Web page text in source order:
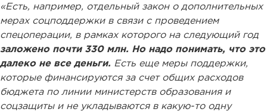
«Есть, например, отдельный закон о дополнительных
мерах соцподдержки в связи с проведением
спецоперации, в рамках которого на следующий год
заложено почти 330 млн. Но надо понимать, что это
далеко не все деньги. Есть еще меры поддержки,
которые финансируются за счет общих расходов
бюджета по линии министерств образования и
соцзащиты и не укладываются в какую-то одну